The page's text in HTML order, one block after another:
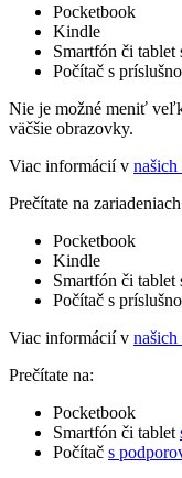
Pocketbook
Kindle
Smartfón či tablet
Počítač s
Nie je možné meniť
väčšie obrazovky.
Viac informácií v našich
Prečítate na
Pocketbook
Kindle
Smartfón či tablet
Počítač s
Viac informácií v našich
Prečítate na:
Pocketbook
Smartfón či tablet
Počítač s